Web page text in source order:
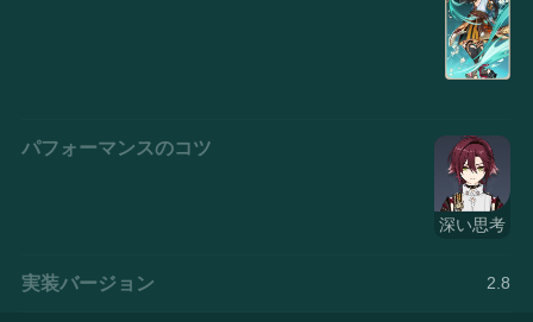
パフォーマンスのコツ
深い思考
実装バージョン 2.8